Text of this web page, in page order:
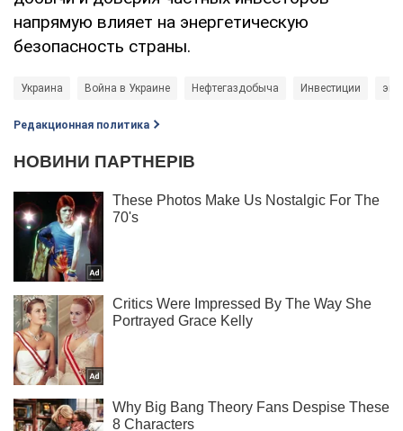
напрямую влияет на энергетическую
безопасность страны.
Украина Война в Украине Нефтегаздобыча Инвестиции
Редакционная политика